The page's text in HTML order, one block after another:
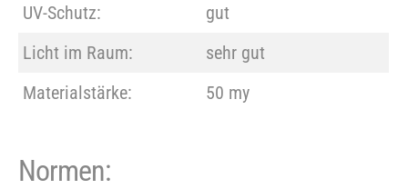
UV-Schutz:
gut
Licht im Raum:
sehr gut
Materialstärke:
50 my
Normen: